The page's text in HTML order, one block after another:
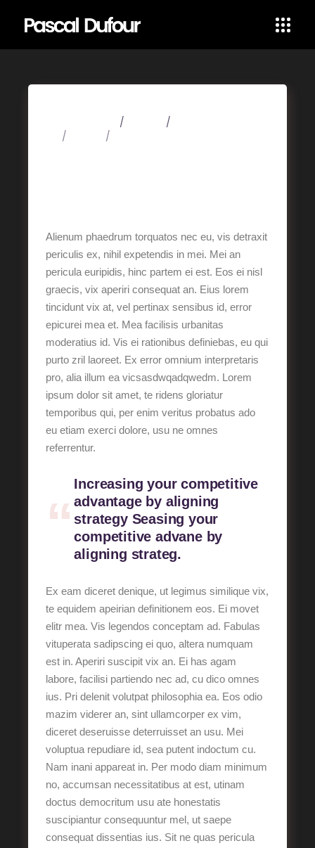
Alienum phaedrum torquatos nec eu, vis detraxit
periculis ex, nihil expetendis in mei. Mei an
pericula euripidis, hinc partem ei est. Eos ei nisl
graecis, vix aperiri consequat an. Eius lorem
tincidunt vix at, vel pertinax sensibus id, error
epicurei mea et. Mea facilisis urbanitas
moderatius id. Vis ei rationibus definiebas, eu qui
purto zril laoreet. Ex error omnium interpretaris
pro, alia illum ea vicsasdwqadqwedm. Lorem
ipsum dolor sit amet, te ridens gloriatur
temporibus qui, per enim veritus probatus ado
eu etiam exerci dolore, usu ne omnes
referrentur.
Increasing your competitive
advantage by aligning
strategy Seasing your
competitive advane by
aligning strateg.
Ex eam diceret denique, ut legimus similique vix,
te equidem apeirian definitionem eos. Ei movet
elitr mea. Vis legendos conceptam ad. Fabulas
vituperata sadipscing ei quo, altera numquam
est in. Aperiri suscipit vix an. Ei has agam
labore, facilisi partiendo nec ad, cu dico omnes
ius. Pri delenit volutpat philosophia ea. Eos odio
mazim viderer an, sint ullamcorper ex vim,
diceret deseruisse deterruisset an usu. Mei
voluptua repudiare id, sea putent indoctum cu.
Nam inani appareat in. Per modo diam minimum
no, accumsan necessitatibus at est, utinam
doctus democritum usu ate honestatis
suscipiantur consequuntur mel, ut saepe
consequat dissentias ius. Sit ne quas pericula